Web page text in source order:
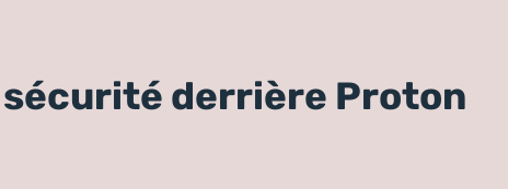
derrière Proton